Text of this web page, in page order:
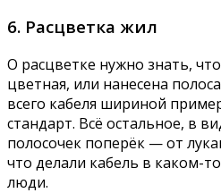
6. Расцветка жил
О расцветке нужно знать,
цветная, или нанесена
всего кабеля шириной
стандарт. Всё остальное, в
полосочек поперёк — от
что делали кабель в каком-
люди.